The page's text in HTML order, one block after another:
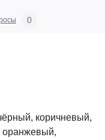
0
коричневый,
оранжевый,